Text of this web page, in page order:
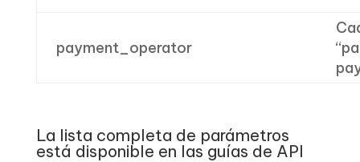
payment_operator
La lista completa de parámetros
está disponible en las guías de API